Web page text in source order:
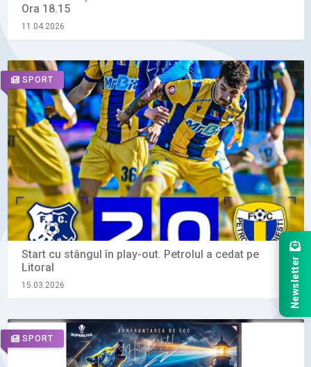
Ora 18.15
11.04.2026
SPORT
Start cu stângul în play-out. Petrolul a cedat pe
Litoral
15.03.2026
SPORT
Newsletter